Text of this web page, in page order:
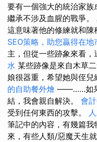
要有一個強大的統治家
繼承不涉及血腥的戰爭。
這意味著他的修練就和陳
SEO策略，助您贏得在地
主，但從一些跡象來看，
水 某些跡像是來自木草
娘很器重，希望她與侄兒
的自助餐外燴 ——……如果
結，我會親自解決。 會
受到任何東西的攻擊。
筆記中的內容，有幾篇
來，有些人類/惡魔天生